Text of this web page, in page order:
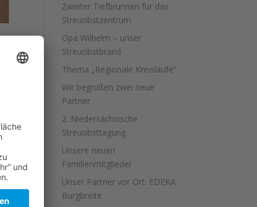
Zweiter Tiefbrunnen für das
Streuobstzentrum
Opa Wilhelm – unser
Streuobstbrand
Thema „Regionale Kreisläufe“
Wir begrüßen zwei neue
Partner
2. Niedersächsische
Streuobsttagung
Unsere neuen
Familienmitglieder
Unser Partner vor Ort: EDEKA
Burgbreite